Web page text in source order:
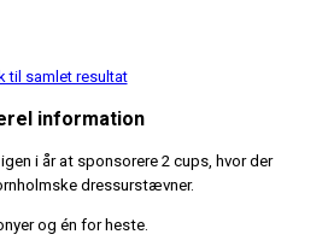
til samlet resultat
information
i år at sponsorere 2 cups, hvor der
dressurstævner.
og én for heste.